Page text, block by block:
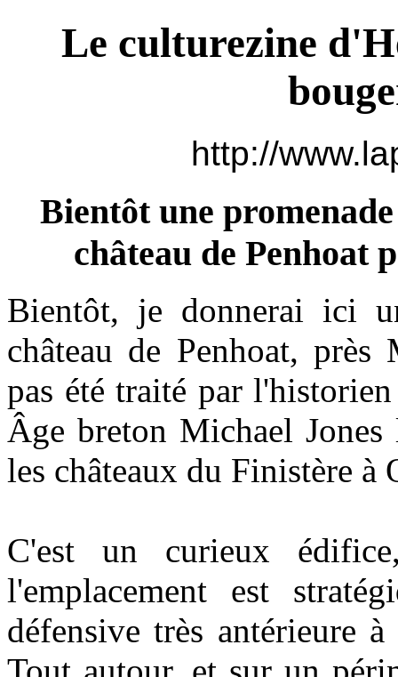
Le culturezine
http://
Bientôt une
château de Penhoat
Bientôt, je donnerai ici
château de Penhoat,
pas été traité par
Âge breton Michael
les châteaux du Finistère à
C'est un curieux
l'emplacement est
défensive très antérieure